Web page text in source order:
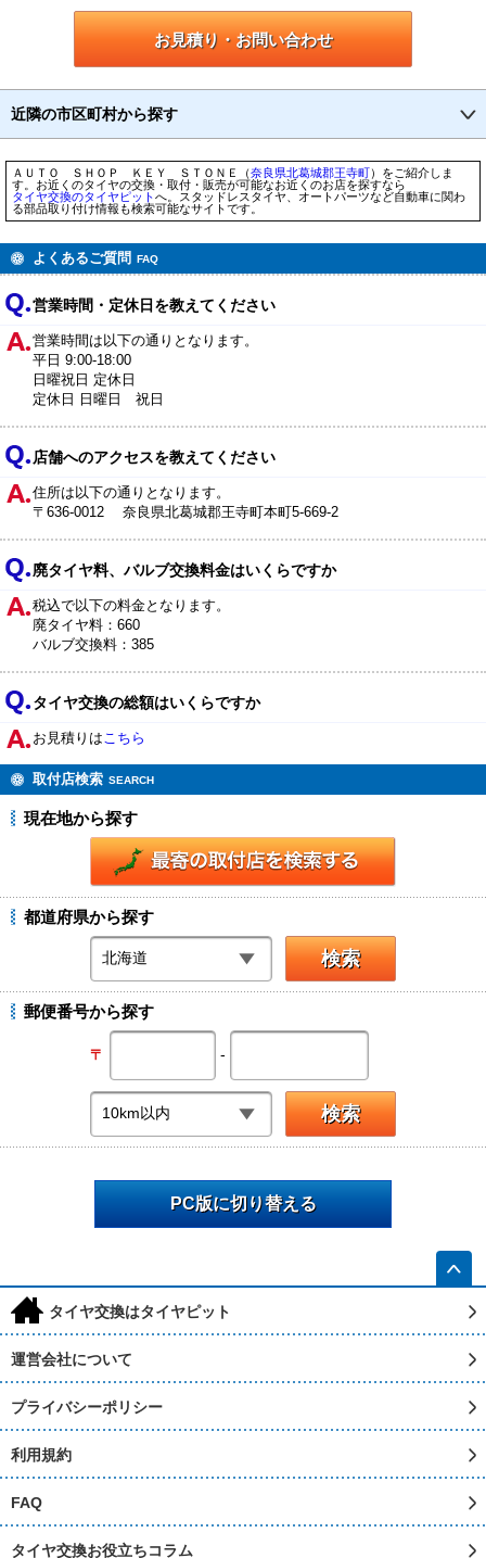
お見積り・お問い合わせ
近隣の市区町村から探す
ＡＵＴＯ ＳＨＯＰ ＫＥＹ ＳＴＯＮＥ（奈良県北葛城郡王寺町）をご紹介しま
す。お近くのタイヤの交換・取付・販売が可能なお近くのお店を探すなら
タイヤ交換のタイヤピットへ。スタッドレスタイヤ、オートパーツなど自動車に関わ
る部品取り付け情報も検索可能なサイトです。
よくあるご質問 FAQ
営業時間・定休日を教えてください
営業時間は以下の通りとなります。
平日 9:00-18:00
日曜祝日 定休日
定休日 日曜日 祝日
店舗へのアクセスを教えてください
住所は以下の通りとなります。
〒636-0012 奈良県北葛城郡王寺町本町5-669-2
廃タイヤ料、バルブ交換料金はいくらですか
税込で以下の料金となります。
廃タイヤ料：660
バルブ交換料：385
タイヤ交換の総額はいくらですか
お見積りはこちら
取付店検索 SEARCH
現在地から探す
都道府県から探す
郵便番号から探す
〒 -
PC版に切り替える
h タイヤ交換はタイヤピット
運営会社について
プライバシーポリシー
利用規約
FAQ
タイヤ交換お役立ちコラム